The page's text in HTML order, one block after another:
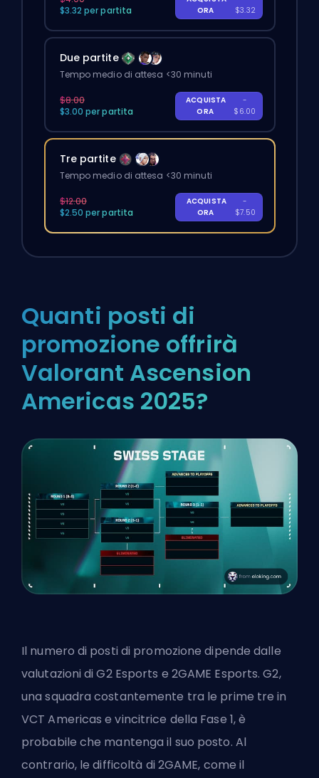
$3.32 per partita
ORA
$3.32
Due partite
Tempo medio di attesa <30 minuti
$8.00
$3.00 per partita
ACQUISTA
ORA
-
$6.00
Tre partite
Tempo medio di attesa <30 minuti
$12.00
$2.50 per partita
ACQUISTA
ORA
-
$7.50
Quanti posti di
promozione offrirà
Valorant Ascension
Americas 2025?
Il numero di posti di promozione dipende dalle
valutazioni di G2 Esports e 2GAME Esports.G2,
una squadra costantemente tra le prime tre in
VCT Americas e vincitrice della Fase 1, è
probabile che mantenga il suo posto. Al
contrario, le difficoltà di 2GAME, come il